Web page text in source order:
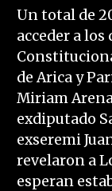
Un total de
acceder a los
de Arica y
Miriam
exdiputado
exseremi
revelaron a
esperan